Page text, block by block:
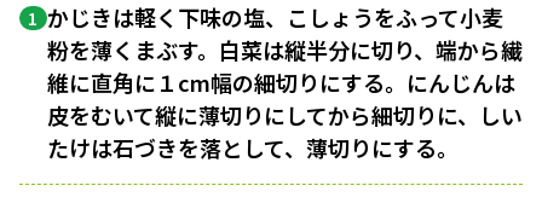
1 かじきは軽く下味の塩、こしょうをふって小麦
粉を薄くまぶす。白菜は縦半分に切り、端から繊
維に直角に１cm幅の細切りにする。にんじんは
皮をむいて縦に薄切りにしてから細切りに、しい
たけは石づきを落として、薄切りにする。